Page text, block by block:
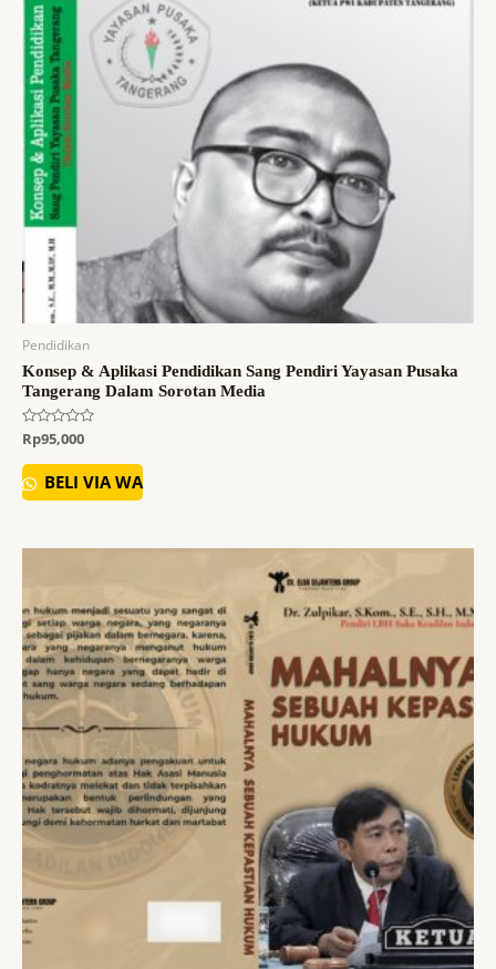
Pendidikan
Konsep & Aplikasi Pendidikan Sang Pendiri Yayasan Pusaka
Tangerang Dalam Sorotan Media
Dinilai
dari
5
Rp95,000
BELI VIA WA